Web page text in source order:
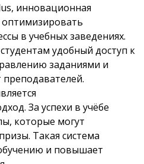
инновационная
в учебных заведениях.
удобный доступ к
заданиями и
За успехи в учёбе
которые могут
Такая система
и повышает